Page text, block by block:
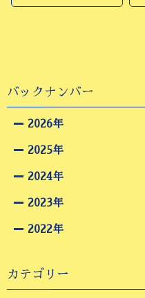
バックナンバー
2026年
2025年
2024年
2023年
2022年
カテゴリー